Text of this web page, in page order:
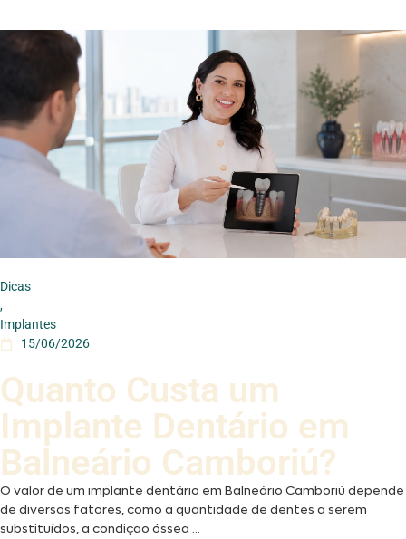
Dicas
,
Implantes
15/06/2026
Quanto Custa um
Implante Dentário em
Balneário Camboriú?
O valor de um implante dentário em Balneário Camboriú depende
de diversos fatores, como a quantidade de dentes a serem
substituídos, a condição óssea ...